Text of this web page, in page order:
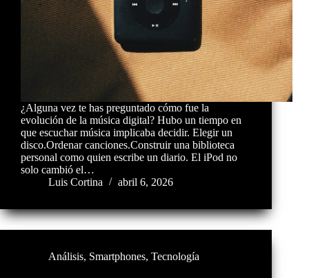
¿Alguna vez te has preguntado cómo fue la
evolución de la música digital? Hubo un tiempo en
que escuchar música implicaba decidir. Elegir un
disco.Ordenar canciones.Construir una biblioteca
personal como quien escribe un diario. El iPod no
solo cambió el…
Luis Cortina
abril 6, 2026
Análisis, Smartphones, Tecnología